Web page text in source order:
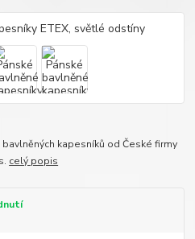
kapesníků od České firmy
celý popis